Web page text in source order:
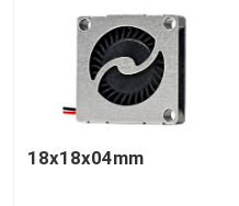
18x18x04mm